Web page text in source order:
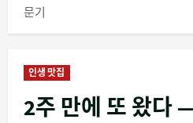
문기
인생 맛집
2주 만에 또 왔다